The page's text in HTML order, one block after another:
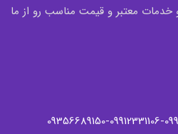
معتبر و قیمت مناسب رو از ما